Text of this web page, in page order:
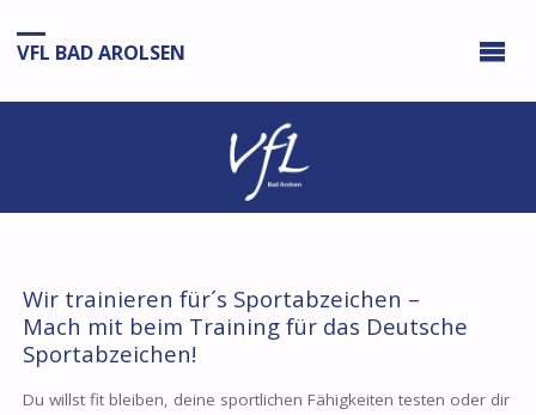
VFL BAD AROLSEN
Wir trainieren für´s Sportabzeichen –
Mach mit beim Training für das Deutsche
Sportabzeichen!
Du willst fit bleiben, deine sportlichen Fähigkeiten testen oder dir